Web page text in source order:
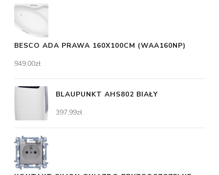
BESCO ADA PRAWA 160X100CM (WAA160NP)
949,00zł
BLAUPUNKT AHS802 BIAŁY
397,99zł